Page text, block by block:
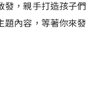
發，親手打造孩子們
題內容，等著你來發